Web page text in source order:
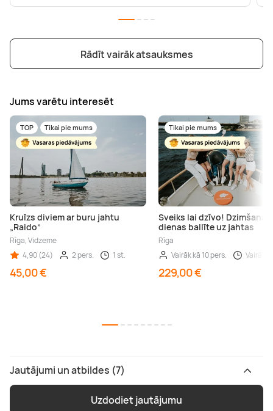
Rādīt vairāk atsauksmes
Jums varētu interesēt
TOP Tikai pie mums
Kruīzs diviem ar buru jahtu
„Raido”
Rīga, Vidzeme
4,90 (24)
2 pers. 1 st.
45,00 €
Tikai pie mums
Sveiks lai dzīvo! Dzimšanas
dienas ballīte uz jahtas
Rīga
Vairāk kā 10 pers.
Vairāk
229,00 €
Jautājumi un atbildes (7)
Uzdodiet jautājumu